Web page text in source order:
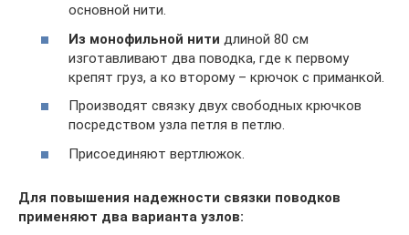
основной нити.
Из монофильной нити длиной 80 см
изготавливают два поводка, где к первому
крепят груз, а ко второму – крючок с приманкой.
Производят связку двух свободных крючков
посредством узла петля в петлю.
Присоединяют вертлюжок.
Для повышения надежности связки поводков
применяют два варианта узлов: